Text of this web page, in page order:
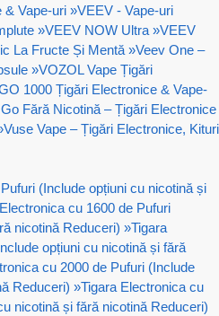
& Vape-uri »VEEV - Vape-uri
»VEEV NOW Ultra »VEEV
La Fructe Și Mentă »Veev One –
»VOZOL Vape Țigări
1000 Țigări Electronice & Vape-
Fără Nicotină – Țigări Electronice
Vuse Vape – Țigări Electronice, Kituri
(Include opțiuni cu nicotină și
cu 1600 de Pufuri
nicotină Reduceri) »Tigara
opțiuni cu nicotină și fără
cu 2000 de Pufuri (Include
Reduceri) »Tigara Electronica cu
nicotină și fără nicotină Reduceri)